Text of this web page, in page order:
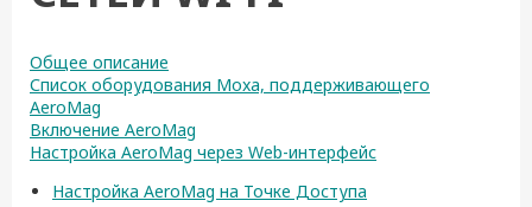
Общее описание
Список оборудования Moxa, поддерживающего
AeroMag
Включение AeroMag
Настройка AeroMag через Web-интерфейс
Настройка AeroMag на Точке Доступа